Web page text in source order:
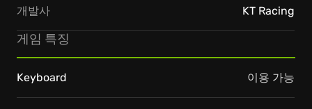
개발사 KT Racing
게임 특징
Keyboard 이용 가능